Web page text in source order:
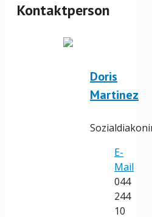
Kontaktperson
Doris
Martinez
E-
Mail
044
244
10